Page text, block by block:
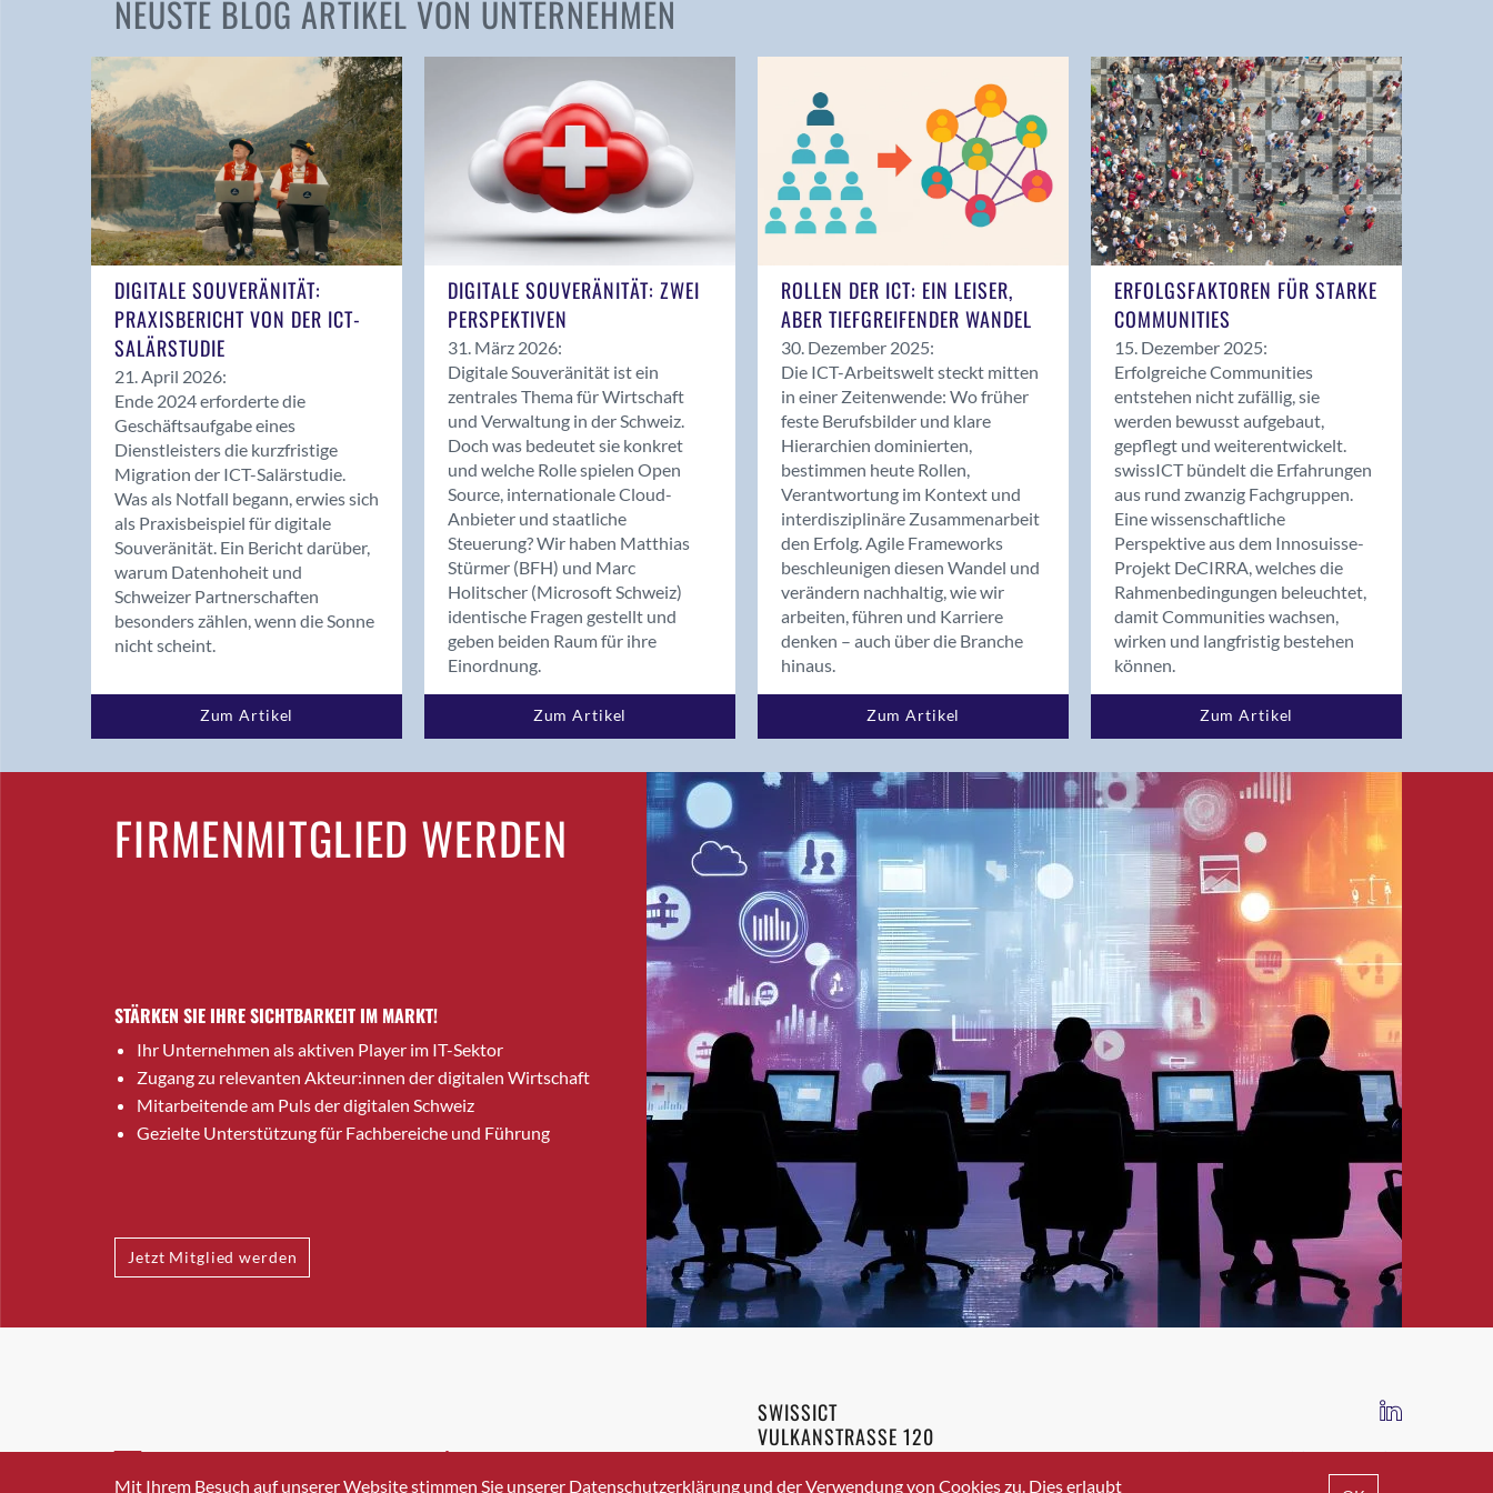
Andelfingen
Balsthal
Balzers
Bassersdorf
Benken (SG)
Bergdietikon
Bern - Liebefeld
Birsfelden
Bolligen
Bonaduz
Bonstetten
Bottighofen
Bremgarten bei Bern
Brig-Glis
Bronschhofen
Brugg
Brugg AG
Burgdorf
Bäretswil
Bülach
Cazis
Crissier
Davos Platz
NEUSTE BLOG ARTIKEL VON UNTERNEHMEN
DIGITALE SOUVERÄNITÄT:
PRAXISBERICHT VON DER ICT-
SALÄRSTUDIE
21. April 2026:
Ende 2024 erforderte die
Geschäftsaufgabe eines
Dienstleisters die kurzfristige
Migration der ICT-Salärstudie.
Was als Notfall begann, erwies sich
als Praxisbeispiel für digitale
Souveränität. Ein Bericht darüber,
warum Datenhoheit und
Schweizer Partnerschaften
besonders zählen, wenn die Sonne
nicht scheint.
Zum Artikel
DIGITALE SOUVERÄNITÄT: ZWEI
PERSPEKTIVEN
31. März 2026:
Digitale Souveränität ist ein
zentrales Thema für Wirtschaft
und Verwaltung in der Schweiz.
Doch was bedeutet sie konkret
und welche Rolle spielen Open
Source, internationale Cloud-
Anbieter und staatliche
Steuerung? Wir haben Matthias
Stürmer (BFH) und Marc
Holitscher (Microsoft Schweiz)
identische Fragen gestellt und
geben beiden Raum für ihre
Einordnung.
Zum Artikel
ROLLEN DER ICT: EIN LEISER,
ABER TIEFGREIFENDER WANDEL
30. Dezember 2025:
Die ICT-Arbeitswelt steckt mitten
in einer Zeitenwende: Wo früher
feste Berufsbilder und klare
Hierarchien dominierten,
bestimmen heute Rollen,
Verantwortung im Kontext und
interdisziplinäre Zusammenarbeit
den Erfolg. Agile Frameworks
beschleunigen diesen Wandel und
verändern nachhaltig, wie wir
arbeiten, führen und Karriere
denken – auch über die Branche
hinaus.
Zum Artikel
ERFOLGSFAKTOREN FÜR STARKE
COMMUNITIES
15. Dezember 2025:
Erfolgreiche Communities
entstehen nicht zufällig, sie
werden bewusst aufgebaut,
gepflegt und weiterentwickelt.
swissICT bündelt die Erfahrungen
aus rund zwanzig Fachgruppen.
Eine wissenschaftliche
Perspektive aus dem Innosuisse-
Projekt DeCIRRA, welches die
Rahmenbedingungen beleuchtet,
damit Communities wachsen,
wirken und langfristig bestehen
können.
Zum Artikel
FIRMENMITGLIED WERDEN
STÄRKEN SIE IHRE SICHTBARKEIT IM MARKT!
Ihr Unternehmen als aktiven Player im IT-Sektor
Zugang zu relevanten Akteur:innen der digitalen Wirtschaft
Mitarbeitende am Puls der digitalen Schweiz
Gezielte Unterstützung für Fachbereiche und Führung
Jetzt Mitglied werden
INFO@SWISSICT.CH +41 43 336 40 20
SWISSICT
VULKANSTRASSE 120
8048 ZURICH
IMPRESSUM DATENSCHUTZ AGB
Mit Ihrem Besuch auf unserer Website stimmen Sie unserer Datenschutzerklärung und der Verwendung von Cookies zu. Dies erlaubt